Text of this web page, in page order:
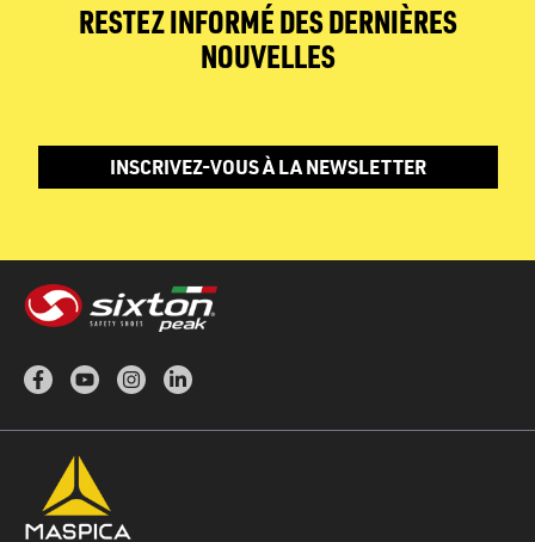
RESTEZ INFORMÉ DES DERNIÈRES
NOUVELLES
INSCRIVEZ-VOUS À LA NEWSLETTER